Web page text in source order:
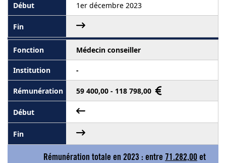
1er décembre 2023
Médecin conseiller
-
59 400,00 - 118 798,00
Rémunération totale en 2023 : entre 71.282,00 et